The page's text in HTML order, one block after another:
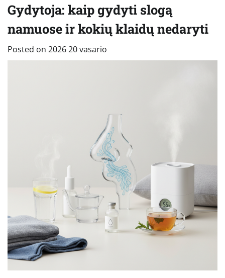
Gydytoja: kaip gydyti slogą
namuose ir kokių klaidų nedaryti
Posted on 2026 20 vasario